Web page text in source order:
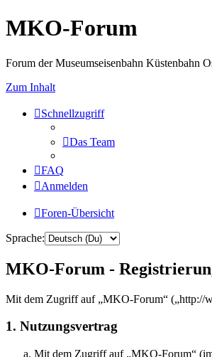
MKO-Forum
Forum der Museumseisenbahn Küstenbahn
Zum Inhalt
Schnellzugriff
Das Team
FAQ
Anmelden
Foren-Übersicht
Sprache:
MKO-Forum -
Mit dem Zugriff auf „MKO-Forum“ („http://
1. Nutzungsvertrag
Mit dem Zugriff auf „MKO-Forum“ (im